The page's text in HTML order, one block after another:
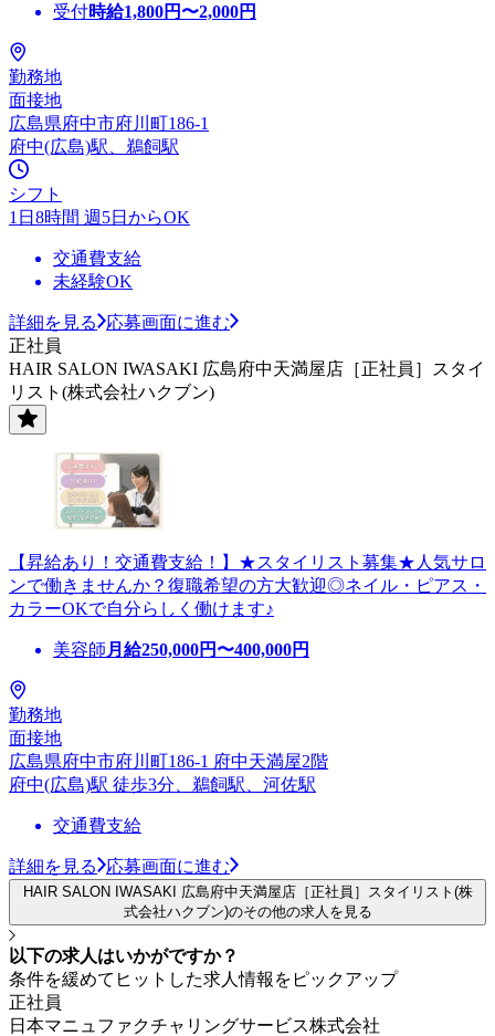
受付時給1,800円〜2,000円
勤務地
面接地
広島県府中市府川町186-1
府中(広島)駅、鵜飼駅
シフト
1日8時間 週5日からOK
交通費支給
未経験OK
詳細を見る
応募画面に進む
正社員
HAIR SALON IWASAKI 広島府中天満屋店［正社員］スタイ
リスト(株式会社ハクブン)
【昇給あり！交通費支給！】★スタイリスト募集★人気サロ
ンで働きませんか？復職希望の方大歓迎◎ネイル・ピアス・
カラーOKで自分らしく働けます♪
美容師 月給250,000円〜400,000円
勤務地
面接地
広島県府中市府川町186-1 府中天満屋2階
府中(広島)駅 徒歩3分、鵜飼駅、河佐駅
交通費支給
詳細を見る 応募画面に進む
HAIR SALON IWASAKI 広島府中天満屋店［正社員］スタイリスト(株
式会社ハクブン)のその他の求人を見る
以下の求人はいかがですか？
条件を緩めてヒットした求人情報をピックアップ
正社員
日本マニュファクチャリングサービス株式会社